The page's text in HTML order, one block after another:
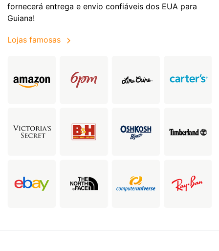
fornecerá entrega e envio confiáveis dos EUA para
Guiana!
Lojas famosas